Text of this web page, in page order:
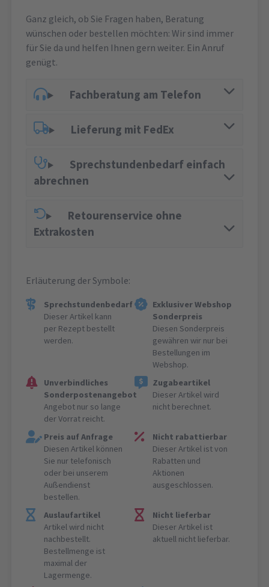
Ganz gleich, ob Sie Fragen haben, Beratung
wünschen oder bestellen möchten: Wir sind immer
für Sie da und helfen Ihnen gern weiter. Ein Anruf
genügt.
Fachberatung am Telefon
Lieferung mit FedEx
Sprechstundenbedarf einfach
abrechnen
Retourenservice ohne
Extrakosten
Erläuterung der Symbole:
Sprechstundenbedarf
Dieser Artikel kann
per Rezept bestellt
werden.
Exklusiver Webshop
Sonderpreis
Diesen Sonderpreis
gewähren wir nur bei
Bestellungen im
Webshop.
Unverbindliches
Sonderpostenangebot
Angebot nur so lange
der Vorrat reicht.
Zugabeartikel
Dieser Artikel wird
nicht berechnet.
Preis auf Anfrage
Diesen Artikel können
Sie nur telefonisch
oder bei unserem
Außendienst
bestellen.
Nicht rabattierbar
Dieser Artikel ist von
Rabatten und
Aktionen
ausgeschlossen.
Auslaufartikel
Artikel wird nicht
nachbestellt.
Bestellmenge ist
maximal der
Lagermenge.
Nicht lieferbar
Dieser Artikel ist
aktuell nicht lieferbar.